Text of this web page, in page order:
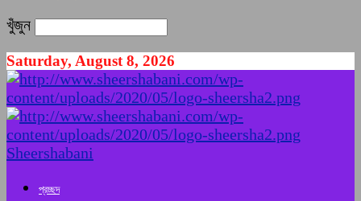
খুঁজুন
Saturday, August 8, 2026
Sheershabani
প্রচ্ছদ